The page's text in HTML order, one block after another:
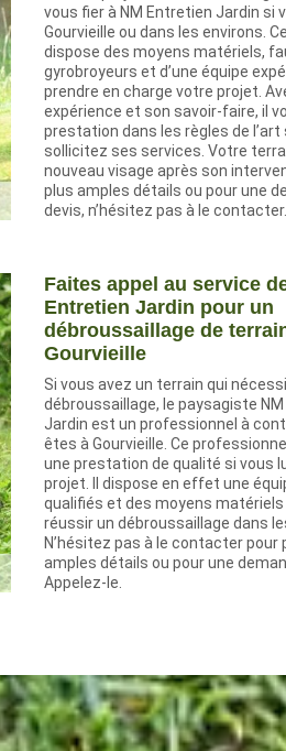
vous fier à NM Entretien Jardin si
Gourvieille ou dans les environs.
dispose des moyens matériels,
gyrobroyeurs et d’une équipe
prendre en charge votre projet.
expérience et son savoir-faire, il
prestation dans les règles de l’art
sollicitez ses services. Votre
nouveau visage après son
plus amples détails ou pour une
devis, n’hésitez pas à le contacter.
Faites appel au service
Entretien Jardin pour un
débroussaillage de
Gourvieille
Si vous avez un terrain qui
débroussaillage, le paysagiste
Jardin est un professionnel à
êtes à Gourvieille. Ce
une prestation de qualité si vous
projet. Il dispose en effet une
qualifiés et des moyens
réussir un débroussaillage dans
N’hésitez pas à le contacter pour
amples détails ou pour une
Appelez-le.